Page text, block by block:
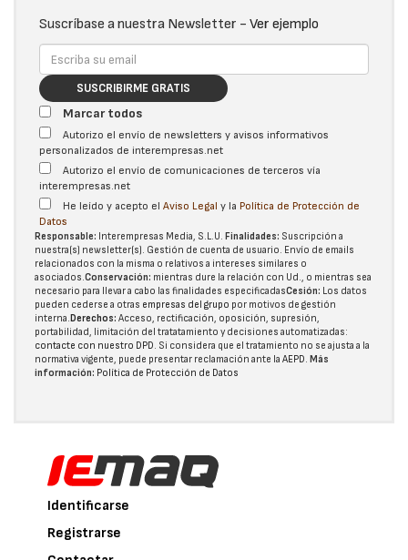
Suscríbase a nuestra Newsletter - Ver ejemplo
SUSCRIBIRME GRATIS
Marcar todos
Autorizo el envío de newsletters y avisos informativos
personalizados de interempresas.net
Autorizo el envío de comunicaciones de terceros vía
interempresas.net
He leído y acepto el Aviso Legal y la Política de Protección de
Datos
Responsable: Interempresas Media, S.L.U. Finalidades: Suscripción a
nuestra(s) newsletter(s). Gestión de cuenta de usuario. Envío de emails
relacionados con la misma o relativos a intereses similares o
asociados.Conservación: mientras dure la relación con Ud., o mientras sea
necesario para llevar a cabo las finalidades especificadasCesión: Los datos
pueden cederse a otras empresas del grupo por motivos de gestión
interna.Derechos: Acceso, rectificación, oposición, supresión,
portabilidad, limitación del tratatamiento y decisiones automatizadas:
contacte con nuestro DPD. Si considera que el tratamiento no se ajusta a la
normativa vigente, puede presentar reclamación ante la AEPD. Más
información: Política de Protección de Datos
Identificarse
Registrarse